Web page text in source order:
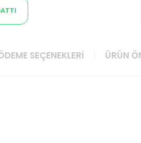
SEÇENEKLERI ÜRÜN